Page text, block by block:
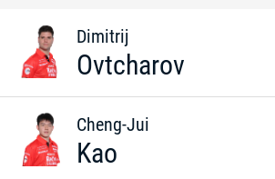
Dimitrij
Ovtcharov
Cheng-Jui
Kao